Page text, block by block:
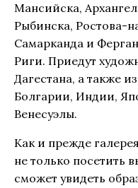
Мансийска,
Рыбинска, Ростова-
Самарканда и
Риги. Приедут
Дагестана, а также
Болгарии, Индии,
Венесуэлы.
Как и прежде
не только посетить
сможет увидеть